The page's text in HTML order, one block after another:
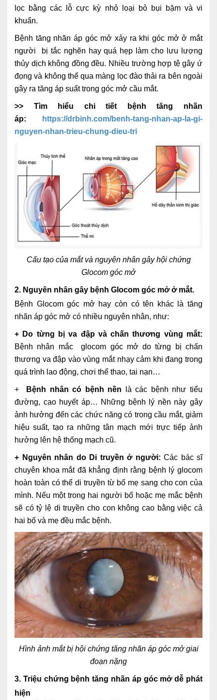
Nhi
Mắt
Răng Hàm Mặt
Tai Mũi Họng
Xét nghiệm
Xét nghiệm sàng lọc NIPT
Chẩn đoán hình ảnh
Nội soi tiêu hóa
Các gói khám sức khỏe
Gói khám sức khỏe cá nhân định kỳ
Gói quản lý mạn tính
Dịch vụ ưu đãi đặc biệt
Bác sĩ online - Tư vấn từ xa
Bác sĩ gia đình chăm sóc y tế 24/7
Nhà thuốc GPP
Dịch vụ Y tế Cơ quan – MEDI-OFFICE
Dịch vụ Y tế gia đình – MEDI-HOME
Lấy mẫu xét nghiệm tại nhà
Bảo hiểm Y tế
TUYỂN DỤNG TRA CỨU HỒ SƠ
lọc bằng các lỗ cực kỳ nhỏ loại bỏ bụi bặm và vi
khuẩn.
Bệnh tăng nhãn áp góc mở xảy ra khi góc mở ở mắt
người bị tắc nghẽn hay quá hẹp làm cho lưu lượng
thủy dịch không đồng đều. Nhiều trường hợp tệ gây ứ
đọng và không thể qua màng lọc đào thải ra bên ngoài
gây ra tăng áp suất trong góc mở cầu mắt.
>> Tìm hiểu chi tiết bệnh tăng nhãn
áp:
https://drbinh.com/benh-tang-nhan-ap-la-gi-
nguyen-nhan-trieu-chung-dieu-tri
Cấu tạo của mắt và nguyên nhân gây hội chứng
Glocom góc mở
2. Nguyên nhân gây bệnh Glocom góc mở ở mắt.
Bệnh Glocom góc mở hay còn có tên khác là tăng
nhãn áp góc mở có nhiều nguyên nhân, như:
+ Do từng bị va đập và chấn thương vùng mắt:
Bệnh nhân mắc glocom góc mở do từng bị chấn
thương va đập vào vùng mắt nhạy cảm khi đang trong
quá trình lao động, chơi thể thao, tai nạn…
+ Bệnh nhân có bệnh nền là các bệnh như tiểu
đường, cao huyết áp… Những bệnh lý nền này gây
ảnh hưởng đến các chức năng có trong cầu mắt, giảm
hiệu suất, tạo ra những tân mạch mới trực tiếp ảnh
hưởng lên hệ thống mạch cũ.
+ Nguyên nhân do Di truyền ở người: Các bác sĩ
chuyên khoa mắt đã khẳng định rằng bệnh lý glocom
hoàn toàn có thể di truyền từ bố mẹ sang cho con của
mình. Nếu một trong hai người bố hoặc mẹ mắc bệnh
sẽ có tỷ lệ di truyền cho con không cao bằng việc cả
hai bố và mẹ đều mắc bệnh.
Hình ảnh mắt bị hội chứng tăng nhãn áp góc mở giai
đoạn nặng
3. Triệu chứng bệnh tăng nhãn áp góc mở dễ phát
hiện